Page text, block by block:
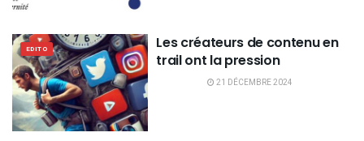
EDITO
Les créateurs de contenu en
trail ont la pression
21 DÉCEMBRE 2024